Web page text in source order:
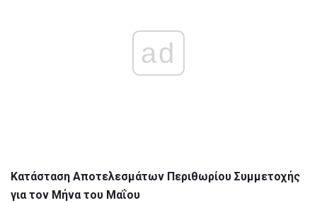
ad
Κατάσταση Αποτελεσμάτων Περιθωρίου Συμμετοχής
για τον Μήνα του Μαΐου